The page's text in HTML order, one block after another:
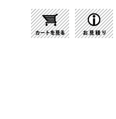
器具の通販・インテリア照明の通